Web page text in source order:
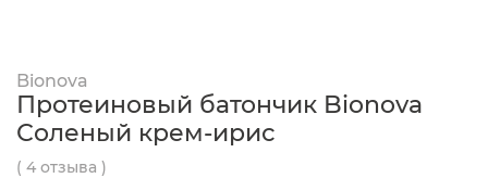
Bionova
Протеиновый батончик Bionova
Соленый крем-ирис
( 4 отзыва )